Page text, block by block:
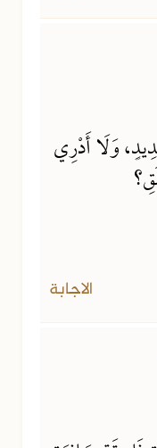
وَلَا أَدْرِي
الاجابة